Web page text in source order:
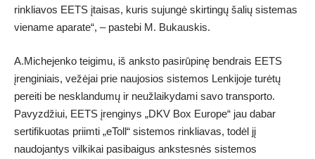
rinkliavos EETS įtaisas, kuris sujungė skirtingų šalių sistemas
viename aparate“, – pastebi M. Bukauskis.
A.Michejenko teigimu, iš anksto pasirūpinę bendrais EETS
įrenginiais, vežėjai prie naujosios sistemos Lenkijoje turėtų
pereiti be nesklandumų ir neužlaikydami savo transporto.
Pavyzdžiui, EETS įrenginys „DKV Box Europe“ jau dabar
sertifikuotas priimti „eToll“ sistemos rinkliavas, todėl jį
naudojantys vilkikai pasibaigus ankstesnės sistemos